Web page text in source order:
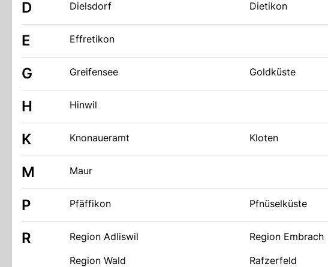
D Dielsdorf Dietikon
E Effretikon
G Greifensee Goldküste
H Hinwil
K Knonaueramt Kloten
M Maur
P Pfäffikon Pfnüselküste
R Region Adliswil Region Embrach
Region Wald
Rafzerfeld